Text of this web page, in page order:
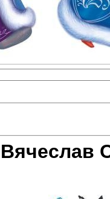
Вячеслав